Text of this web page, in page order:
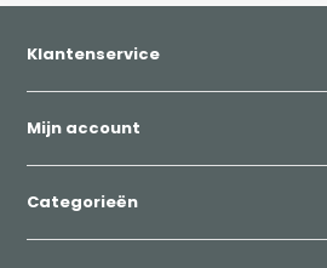
Klantenservice
Mijn account
Categorieën